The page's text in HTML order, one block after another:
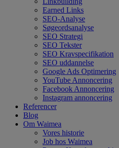
Earned Links
SEO-Analyse
Søgeordsanalyse
SEO Strategi
SEO Tekster
SEO Kravspecifikation
SEO uddannelse
Google Ads Optimering
YouTube Annoncering
Facebook Annoncering
Instagram annoncering
Referencer
Blog
Om Waimea
Vores historie
Job hos Waimea